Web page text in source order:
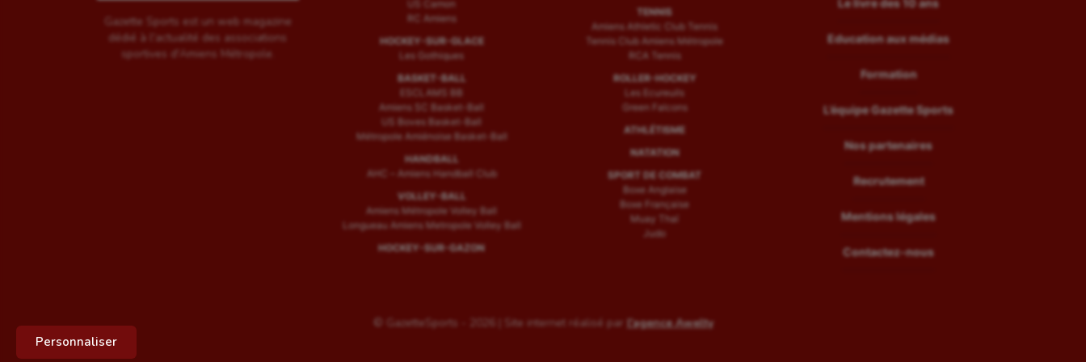
Personnaliser
Gazette Sports est un web magazine
dédié à l'actualité des associations
sportives d'Amiens Métropole.
US Camon
RC Amiens
HOCKEY-SUR-GLACE
Les Gothiques
BASKET-BALL
ESCLAMS BB
Amiens SC Basket-Ball
US Boves Basket-Ball
Métropole Amiénoise Basket-Ball
HANDBALL
AHC – Amiens Handball Club
VOLLEY-BALL
Amiens Métropole Volley Ball
Longueau Amiens Metropole Volley Ball
HOCKEY-SUR-GAZON
TENNIS
Amiens Athletic Club Tennis
Tennis Club Amiens Métropole
RCA Tennis
ROLLER-HOCKEY
Les Ecureuils
Green Falcons
ATHLÉTISME
NATATION
SPORT DE COMBAT
Boxe Anglaise
Boxe Française
Muay Thaï
Judo
Le livre des 10 ans
Education aux médias
Formation
L’équipe Gazette Sports
Nos partenaires
Recrutement
Mentions légales
Contactez-nous
© GazetteSports - 2026 | Site internet réalisé par l'agence Awelty